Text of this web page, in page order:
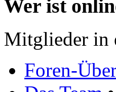
Wer ist
Mitglieder in
Foren-